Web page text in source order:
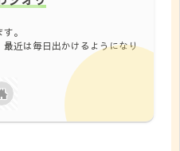
。
近は毎日出かけるようになり